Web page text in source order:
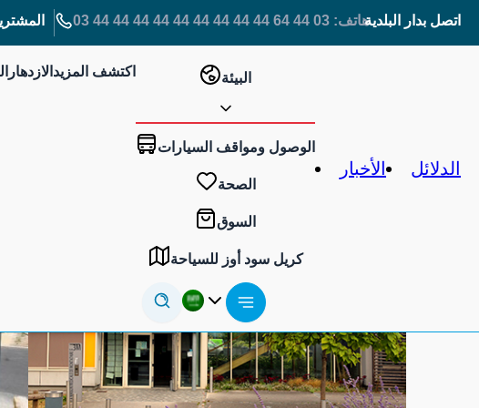
هاتف: 03 44 64 44 44 44 44 44 44 44 44 44 03اتصل بدار البلدية
الازدهار اكتشف المزيد البيئة
حديقة بريوري الحضرية
غودارت وود
ضفاف نهر تيرين
المبادرات التعليمية
الوصول ومواقف السيارات
الصحة
السوق
كريل سود أوز للسياحة
الأخبار الدلائل
Deutsch
English (UK)
Français